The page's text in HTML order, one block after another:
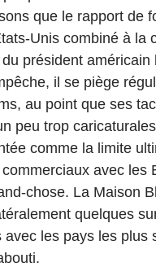
que le rapport de
Unis combiné à la
président américain
il se piège
au point que ses
peu trop
comme la limite
avec les
chose. La Maison
quelques
avec les pays les plus